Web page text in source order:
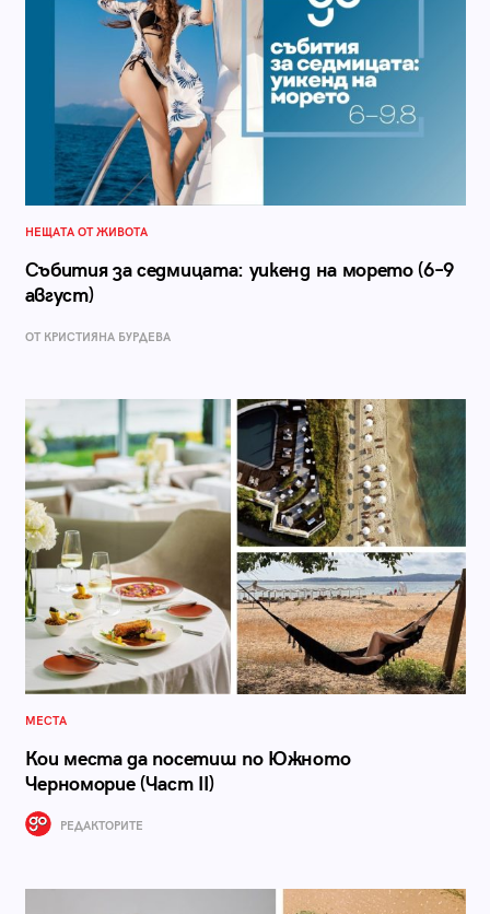
НЕЩАТА ОТ ЖИВОТА
Събития за седмицата: уикенд на морето (6–9
август)
ОТ КРИСТИЯНА БУРДЕВА
МЕСТА
Кои места да посетиш по Южното
Черноморие (Част II)
РЕДАКТОРИТЕ